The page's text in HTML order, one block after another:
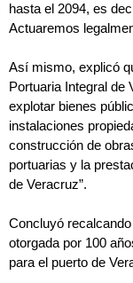
hasta el 2094, es
Actuaremos
Así mismo, explicó
Portuaria Integral de
explotar bienes
instalaciones
construcción de
portuarias y la
de Veracruz”.
Concluyó
otorgada por 100
para el puerto de